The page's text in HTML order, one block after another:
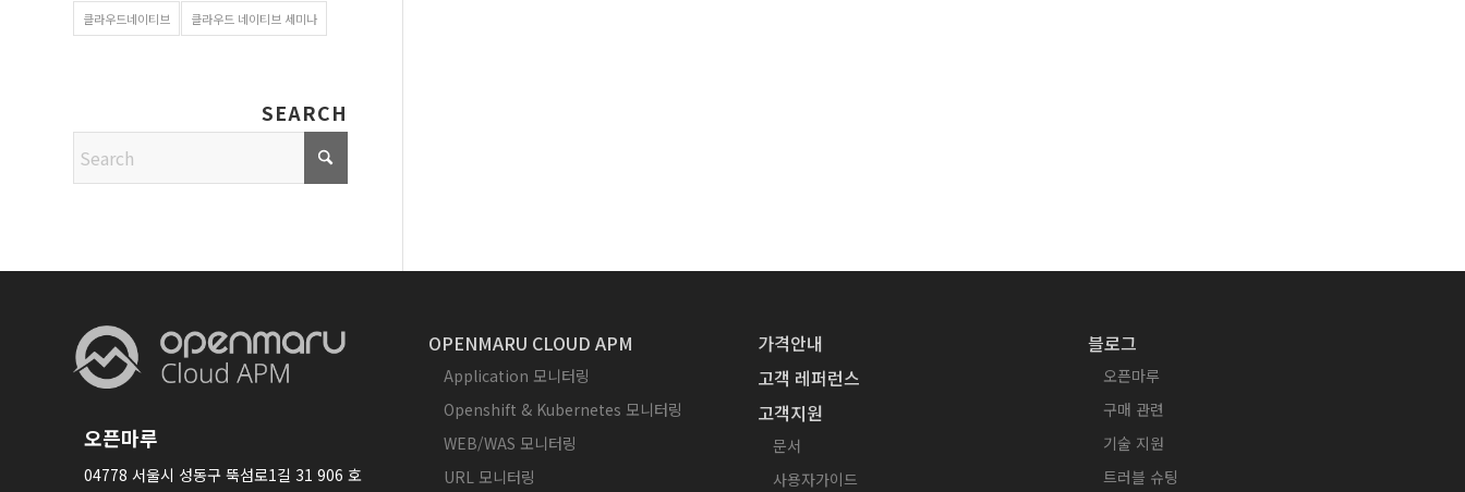
클라우드네이티브 클라우드 네이티브 세미나
SEARCH
오픈마루
04778 서울시 성동구 뚝섬로1길 31 906 호
OPENMARU CLOUD APM
Application 모니터링
Openshift & Kubernetes 모니터링
WEB/WAS 모니터링
URL 모니터링
가격안내
고객 레퍼런스
고객지원
문서
사용자가이드
블로그
오픈마루
구매 관련
기술 지원
트러블 슈팅